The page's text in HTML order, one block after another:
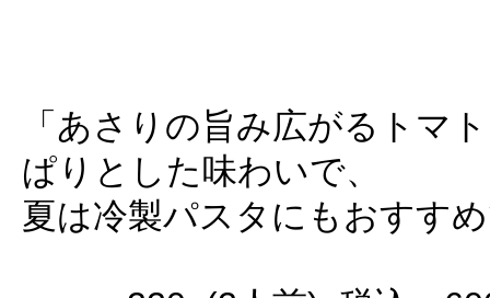
「あさりの旨み広がるトマ
ぱりとした味わいで、
夏は冷製パスタにもおすす